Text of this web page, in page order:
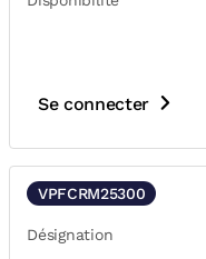
Se connecter
VPFCRM25300
Désignation